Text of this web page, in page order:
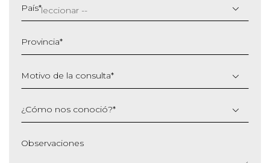
barra
MM
AAAA
País*
Provincia*
Motivo de la consulta*
¿Cómo nos conoció?*
Observaciones